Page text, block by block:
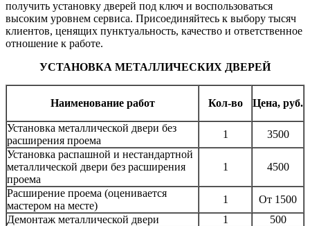
получить установку дверей под ключ и воспользоваться
высоким уровнем сервиса. Присоединяйтесь к выбору тысяч
клиентов, ценящих пунктуальность, качество и ответственное
отношение к работе.
УСТАНОВКА МЕТАЛЛИЧЕСКИХ ДВЕРЕЙ
Наименование работ Кол-во Цена, руб.
Установка металлической двери без
расширения проема
1
3500
Установка распашной и нестандартной
металлической двери без расширения
проема
1 4500
Расширение проема (оценивается
мастером на месте)
1
От 1500
Демонтаж металлической двери
1
500